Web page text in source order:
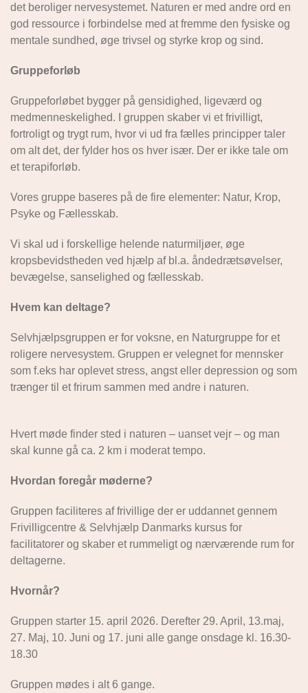
det beroliger nervesystemet. Naturen er med andre ord en
god ressource i forbindelse med at fremme den fysiske og
mentale sundhed, øge trivsel og styrke krop og sind.
Gruppeforløb
Gruppeforløbet bygger på gensidighed, ligeværd og
medmenneskelighed. I gruppen skaber vi et frivilligt,
fortroligt og trygt rum, hvor vi ud fra fælles principper taler
om alt det, der fylder hos os hver især. Der er ikke tale om
et terapiforløb.
Vores gruppe baseres på de fire elementer: Natur, Krop,
Psyke og Fællesskab.
Vi skal ud i forskellige helende naturmiljøer, øge
kropsbevidstheden ved hjælp af bl.a. åndedrætsøvelser,
bevægelse, sanselighed og fællesskab.
Hvem kan deltage?
Selvhjælpsgruppen er for voksne, en Naturgruppe for et
roligere nervesystem. Gruppen er velegnet for mennsker
som f.eks har oplevet stress, angst eller depression og som
trænger til et frirum sammen med andre i naturen.
Hvert møde finder sted i naturen – uanset vejr – og man
skal kunne gå ca. 2 km i moderat tempo.
Hvordan foregår møderne?
Gruppen faciliteres af frivillige der er uddannet gennem
Frivilligcentre & Selvhjælp Danmarks kursus for
facilitatorer og skaber et rummeligt og nærværende rum for
deltagerne.
Hvornår?
Gruppen starter 15. april 2026. Derefter 29. April, 13.maj,
27. Maj, 10. Juni og 17. juni alle gange onsdage kl. 16.30-
18.30
Gruppen mødes i alt 6 gange.